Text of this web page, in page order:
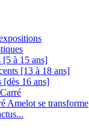
[5 à 15 ans]
[13 à 18 ans]
[dès 16 ans]
Amelot se transforme